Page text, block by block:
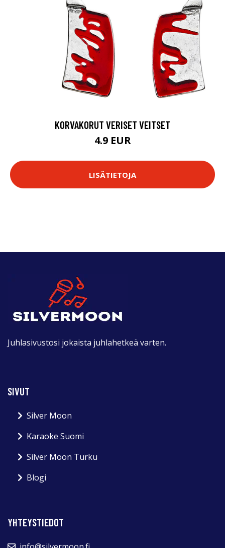
KORVAKORUT VERISET VEITSET
4.9 EUR
LISÄTIETOJA
Juhlasivustosi jokaista juhlahetkeä varten.
SIVUT
Silver Moon
Karaoke Suomi
Silver Moon Turku
Blogi
YHTEYSTIEDOT